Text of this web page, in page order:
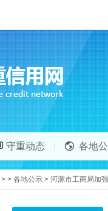
守重动态 各地
> > 各地公示 > 河源市工商局加